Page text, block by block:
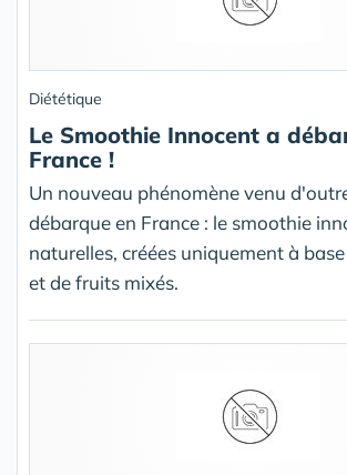
Diététique
Le Smoothie Innocent a
France !
Un nouveau phénomène venu
débarque en France : le smoothie
naturelles, créées uniquement à
et de fruits mixés.